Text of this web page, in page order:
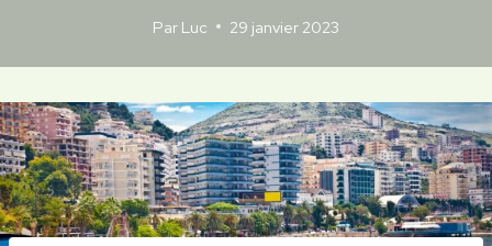
Par Luc 29 janvier 2023